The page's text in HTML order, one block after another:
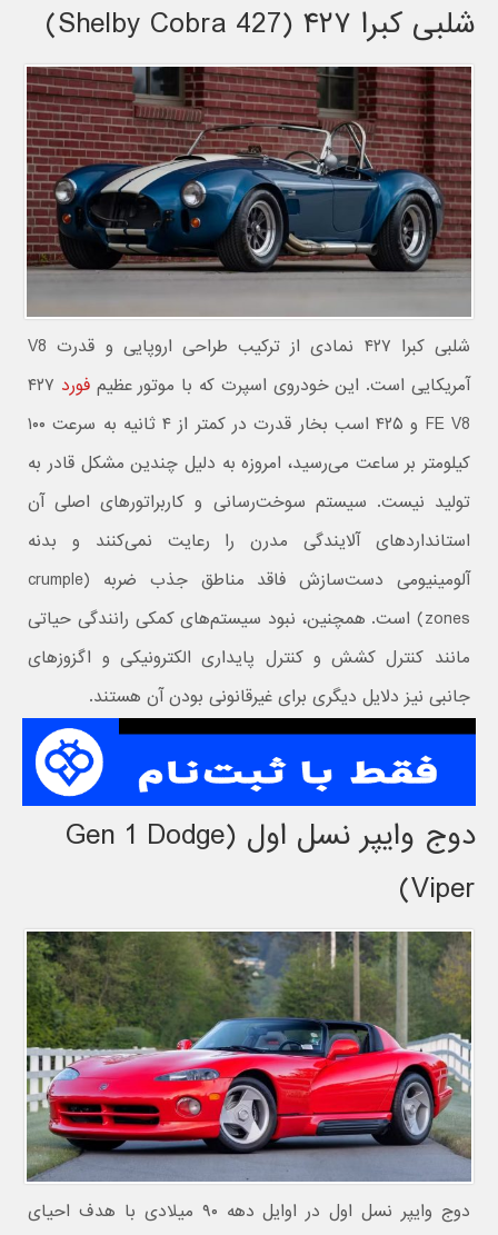
شلبی کبرا ۴۲۷ (Shelby Cobra 427)
شلبی کبرا ۴۲۷ نمادی از ترکیب طراحی اروپایی و قدرت V8
آمریکایی است. این خودروی اسپرت که با موتور عظیمفورد ۴۲۷
FE V8 و ۴۲۵ اسب بخار قدرت در کمتر از ۴ ثانیه به سرعت ۱۰۰
کیلومتر بر ساعت می‌رسید، امروزه به دلیل چندین مشکل قادر به
تولید نیست. سیستم سوخت‌رسانی و کاربراتورهای اصلی آن
استانداردهای آلایندگی مدرن را رعایت نمی‌کنند و بدنه
آلومینیومی دست‌سازش فاقد مناطق جذب ضربه (crumple
zones) است. همچنین، نبود سیستم‌های کمکی رانندگی حیاتی
مانند کنترل کشش و کنترل پایداری الکترونیکی و اگزوزهای
جانبی نیز دلایل دیگری برای غیرقانونی بودن آن هستند.
دوج وایپر نسل اول (Gen 1 Dodge
Viper)
دوج وایپر نسل اول در اوایل دهه ۹۰ میلادی با هدف احیای